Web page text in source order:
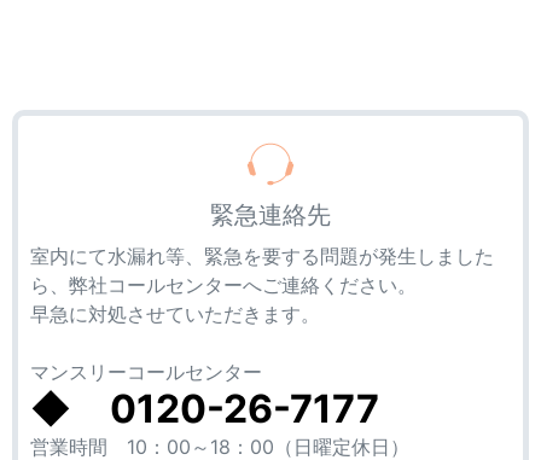
緊急連絡先
室内にて水漏れ等、緊急を要する問題が発生しました
ら、弊社コールセンターへご連絡ください。
早急に対処させていただきます。
マンスリーコールセンター
◆ 0120-26-7177
営業時間 10：00～18：00（日曜定休日）